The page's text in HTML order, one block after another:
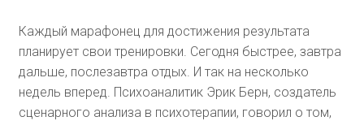
Каждый марафонец для достижения результата
планирует свои тренировки. Сегодня быстрее, завтра
дальше, послезавтра отдых. И так на несколько
недель вперед. Психоаналитик Эрик Берн, создатель
сценарного анализа в психотерапии, говорил о том,